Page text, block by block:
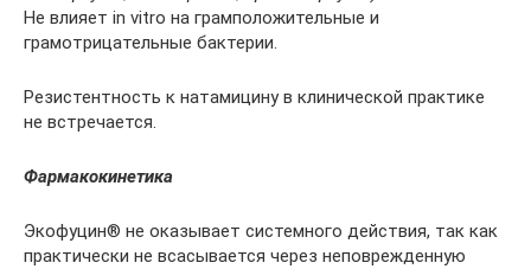
Не влияет in vitro на грамположительные и
грамотрицательные бактерии.
Резистентность к натамицину в клинической практике
не встречается.
Фармакокинетика
Экофуцин® не оказывает системного действия, так как
практически не всасывается через неповрежденную